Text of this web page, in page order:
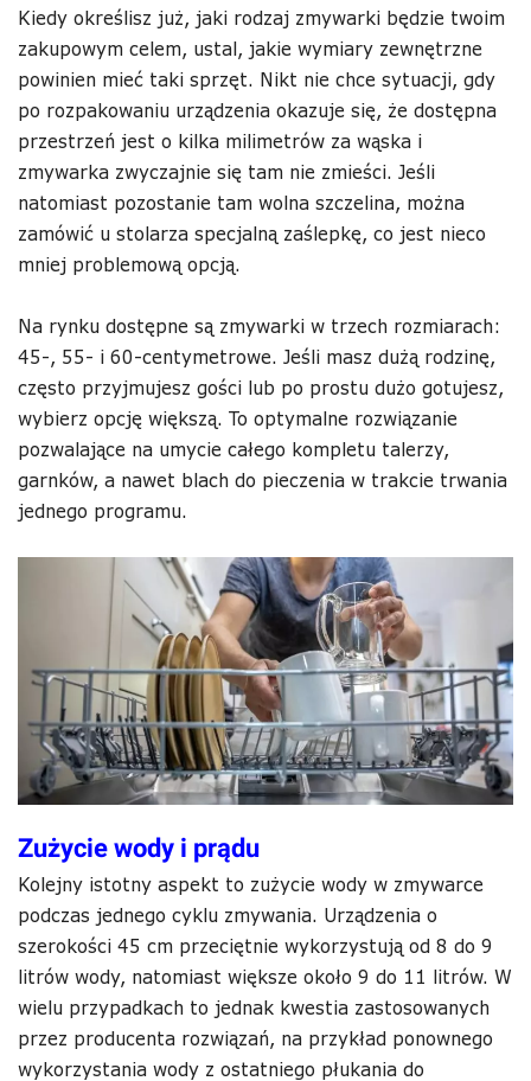
Kiedy określisz już, jaki rodzaj zmywarki będzie twoim
zakupowym celem, ustal, jakie wymiary zewnętrzne
powinien mieć taki sprzęt. Nikt nie chce sytuacji, gdy
po rozpakowaniu urządzenia okazuje się, że dostępna
przestrzeń jest o kilka milimetrów za wąska i
zmywarka zwyczajnie się tam nie zmieści. Jeśli
natomiast pozostanie tam wolna szczelina, można
zamówić u stolarza specjalną zaślepkę, co jest nieco
mniej problemową opcją.
Na rynku dostępne są zmywarki w trzech rozmiarach:
45-, 55- i 60-centymetrowe. Jeśli masz dużą rodzinę,
często przyjmujesz gości lub po prostu dużo gotujesz,
wybierz opcję większą. To optymalne rozwiązanie
pozwalające na umycie całego kompletu talerzy,
garnków, a nawet blach do pieczenia w trakcie trwania
jednego programu.
Zużycie wody i prądu
Kolejny istotny aspekt to zużycie wody w zmywarce
podczas jednego cyklu zmywania. Urządzenia o
szerokości 45 cm przeciętnie wykorzystują od 8 do 9
litrów wody, natomiast większe około 9 do 11 litrów. W
wielu przypadkach to jednak kwestia zastosowanych
przez producenta rozwiązań, na przykład ponownego
wykorzystania wody z ostatniego płukania do